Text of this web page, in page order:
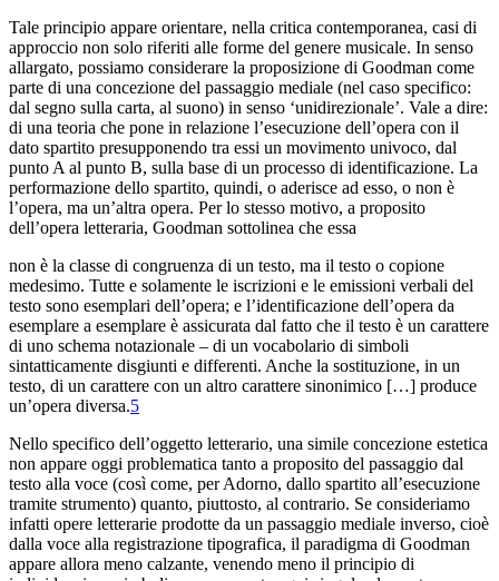
Tale principio appare orientare, nella critica contemporanea, casi di
approccio non solo riferiti alle forme del genere musicale. In senso
allargato, possiamo considerare la proposizione di Goodman come
parte di una concezione del passaggio mediale (nel caso specifico:
dal segno sulla carta, al suono) in senso ‘unidirezionale’. Vale a dire:
di una teoria che pone in relazione l’esecuzione dell’opera con il
dato spartito presupponendo tra essi un movimento univoco, dal
punto A al punto B, sulla base di un processo di identificazione. La
performazione dello spartito, quindi, o aderisce ad esso, o non è
l’opera, ma un’altra opera. Per lo stesso motivo, a proposito
dell’opera letteraria, Goodman sottolinea che essa
non è la classe di congruenza di un testo, ma il testo o copione
medesimo. Tutte e solamente le iscrizioni e le emissioni verbali del
testo sono esemplari dell’opera; e l’identificazione dell’opera da
esemplare a esemplare è assicurata dal fatto che il testo è un carattere
di uno schema notazionale – di un vocabolario di simboli
sintatticamente disgiunti e differenti. Anche la sostituzione, in un
testo, di un carattere con un altro carattere sinonimico […] produce
un’opera diversa.5
Nello specifico dell’oggetto letterario, una simile concezione estetica
non appare oggi problematica tanto a proposito del passaggio dal
testo alla voce (così come, per Adorno, dallo spartito all’esecuzione
tramite strumento) quanto, piuttosto, al contrario. Se consideriamo
infatti opere letterarie prodotte da un passaggio mediale inverso, cioè
dalla voce alla registrazione tipografica, il paradigma di Goodman
appare allora meno calzante, venendo meno il principio di